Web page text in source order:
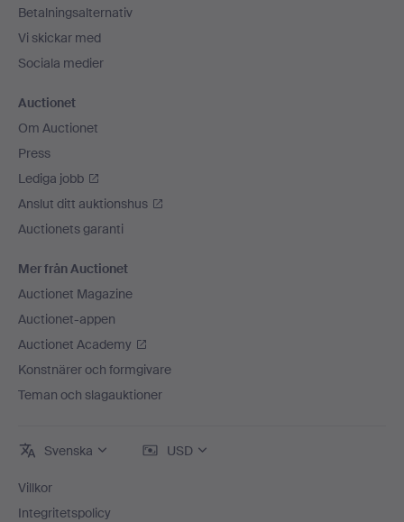
Betalningsalternativ
Vi skickar med
Sociala medier
Auctionet
Om Auctionet
Press
Lediga jobb
Anslut ditt auktionshus
Auctionets garanti
Mer från Auctionet
Auctionet Magazine
Auctionet-appen
Auctionet Academy
Konstnärer och formgivare
Teman och slagauktioner
Svenska USD
Villkor
Integritetspolicy